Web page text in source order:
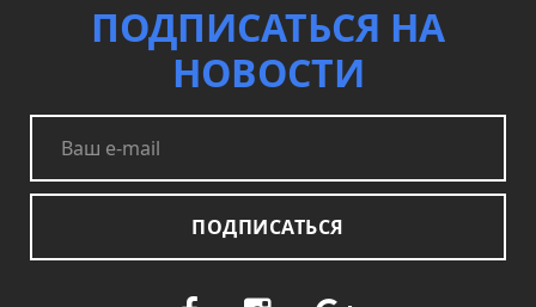
ПОДПИСАТЬСЯ НА
НОВОСТИ
ПОДПИСАТЬСЯ